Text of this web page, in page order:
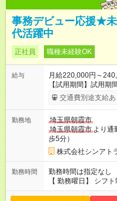
事務デビュー応援★
代活躍中
正社員 職種未経験OK
給与
月給220,000円～
【試用期間】試用期
交通費別途支給あ
勤務地
埼玉県朝霞市
埼玉県朝霞市 より通
歩5分）
株式会社シンアト
勤務時間
勤務時間は指定なし
【 勤務曜日】 シフト制
・ 9：00～20：00